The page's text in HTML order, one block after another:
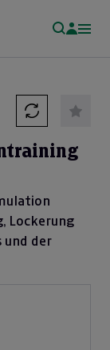
Lockerung
und der